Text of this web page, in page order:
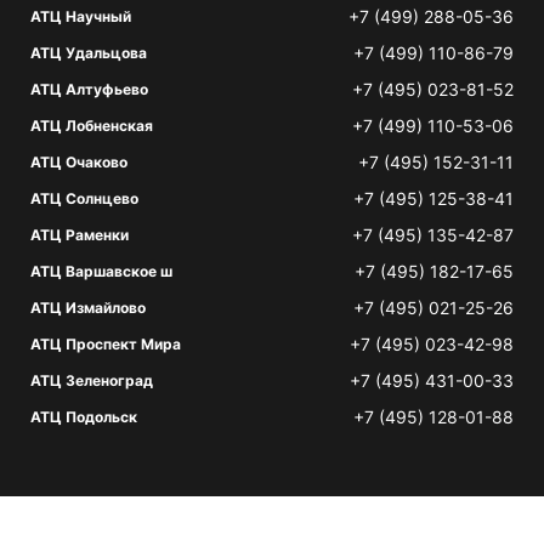
АТЦ Научный +7 (499) 288-05-36
АТЦ Удальцова +7 (499) 110-86-79
АТЦ Алтуфьево +7 (495) 023-81-52
АТЦ Лобненская +7 (499) 110-53-06
АТЦ Очаково +7 (495) 152-31-11
АТЦ Солнцево +7 (495) 125-38-41
АТЦ Раменки +7 (495) 135-42-87
АТЦ Варшавское ш +7 (495) 182-17-65
АТЦ Измайлово +7 (495) 021-25-26
АТЦ Проспект Мира +7 (495) 023-42-98
АТЦ Зеленоград +7 (495) 431-00-33
АТЦ Подольск +7 (495) 128-01-88